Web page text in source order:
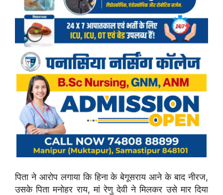
पिता ने आरोप लगाया कि हिना के बेगूसराय आने के बाद नीरज,
उसके पिता मनोहर राय, मां रेणु देवी ने मिलकर उसे मार दिया